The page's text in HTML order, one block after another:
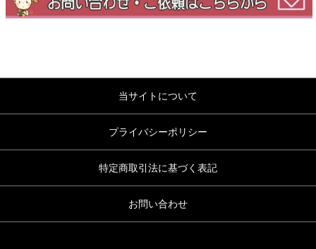
当サイトについて
プライバシーポリシー
特定商取引法に基づく表記
お問い合わせ